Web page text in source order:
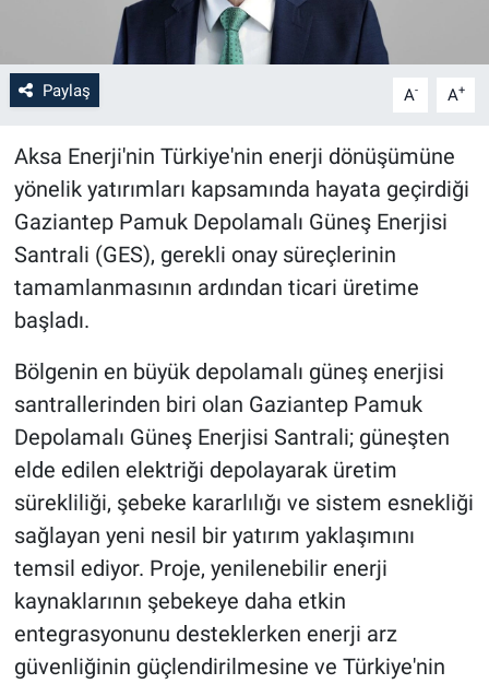
Paylaş A- A+
Aksa Enerji'nin Türkiye'nin enerji dönüşümüne
yönelik yatırımları kapsamında hayata geçirdiği
Gaziantep Pamuk Depolamalı Güneş Enerjisi
Santrali (GES), gerekli onay süreçlerinin
tamamlanmasının ardından ticari üretime
başladı.
Bölgenin en büyük depolamalı güneş enerjisi
santrallerinden biri olan Gaziantep Pamuk
Depolamalı Güneş Enerjisi Santrali; güneşten
elde edilen elektriği depolayarak üretim
sürekliliği, şebeke kararlılığı ve sistem esnekliği
sağlayan yeni nesil bir yatırım yaklaşımını
temsil ediyor. Proje, yenilenebilir enerji
kaynaklarının şebekeye daha etkin
entegrasyonunu desteklerken enerji arz
güvenliğinin güçlendirilmesine ve Türkiye'nin